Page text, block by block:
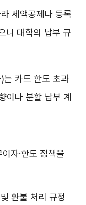
세액공제나 등록
니 대학의 납부 규
는 카드 한도 초과
이나 분할 납부 계
자·한도 정책을
환불 처리 규정